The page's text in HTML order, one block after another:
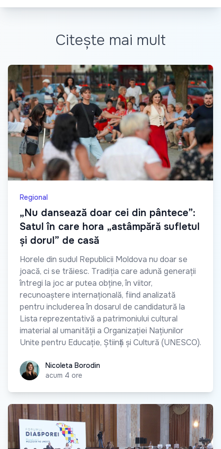
Citește mai mult
Regional
„Nu dansează doar cei din pântece”:
Satul în care hora „astâmpără sufletul
și dorul” de casă
Horele din sudul Republicii Moldova nu doar se
joacă, ci se trăiesc. Tradiția care adună generații
întregi la joc ar putea obține, în viitor,
recunoaștere internațională, fiind analizată
pentru includerea în dosarul de candidatură la
Lista reprezentativă a patrimoniului cultural
imaterial al umanității a Organizației Națiunilor
Unite pentru Educație, Știință și Cultură (UNESCO).
Nicoleta Borodin
Nicoleta Borodin
acum 4 ore